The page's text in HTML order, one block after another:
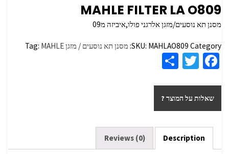
MAHLE FILTER LA O809
מסנן תא נוסעים/מזגן אלרגני פולו,איביזה מ09
SKU: MAHLAO809 Category: מסנן תא נוסעים / מזגן Tag: MAHLE
Fa
b
o
o
k
T
tt
er
ar
e
שאלות על המוצר ?
Description
Reviews (0)